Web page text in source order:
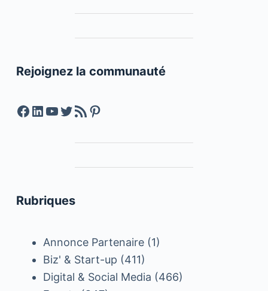
Rejoignez la communauté
Facebook
LinkedIn
YouTube
Twitter
Feed RSSPinterest
Rubriques
Annonce Partenaire(1)
Biz' & Start-up (411)
Digital & Social Media (466)